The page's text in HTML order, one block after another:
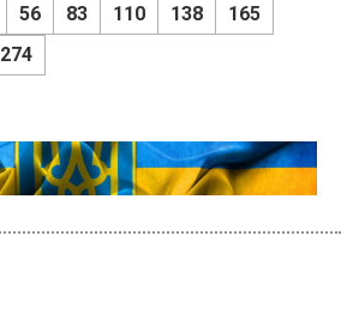
56 83 110 138
165
274